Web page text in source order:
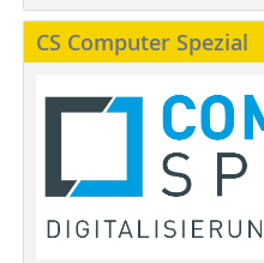
CS Computer Spezial